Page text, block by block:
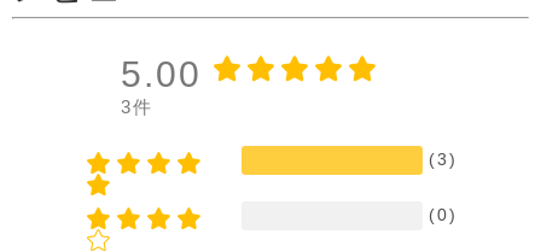
5.00
3件
(3)
(0)